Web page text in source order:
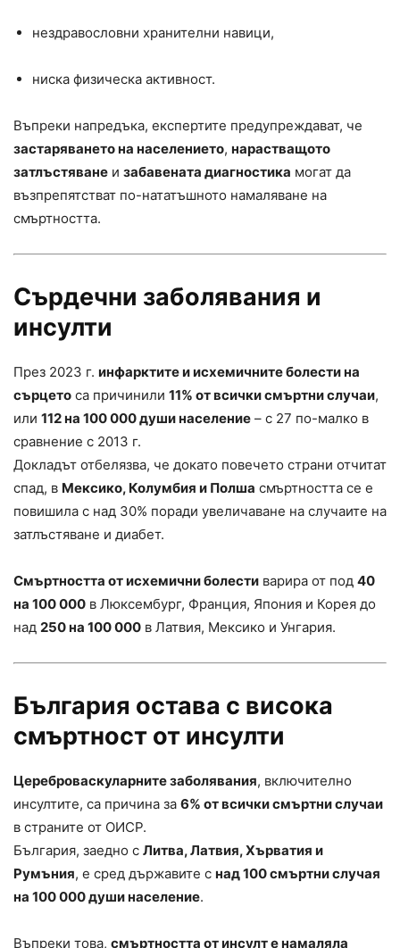
нездравословни хранителни навици,
ниска физическа активност.
Въпреки напредъка, експертите предупреждават, че
застаряването на населението, нарастващото
затлъстяване и забавената диагностика могат да
възпрепятстват по-нататъшното намаляване на
смъртността.
Сърдечни заболявания и
инсулти
През 2023 г. инфарктите и исхемичните болести на
сърцето са причинили 11% от всички смъртни случаи,
или 112 на 100 000 души население – с 27 по-малко в
сравнение с 2013 г.
Докладът отбелязва, че докато повечето страни отчитат
спад, в Мексико, Колумбия и Полша смъртността се е
повишила с над 30% поради увеличаване на случаите на
затлъстяване и диабет.
Смъртността от исхемични болести варира от под 40
на 100 000 в Люксембург, Франция, Япония и Корея до
над 250 на 100 000 в Латвия, Мексико и Унгария.
България остава с висока
смъртност от инсулти
Цереброваскуларните заболявания, включително
инсултите, са причина за 6% от всички смъртни случаи
в страните от ОИСР.
България, заедно с Литва, Латвия, Хърватия и
Румъния, е сред държавите с над 100 смъртни случая
на 100 000 души население.
Въпреки това, смъртността от инсулт е намаляла